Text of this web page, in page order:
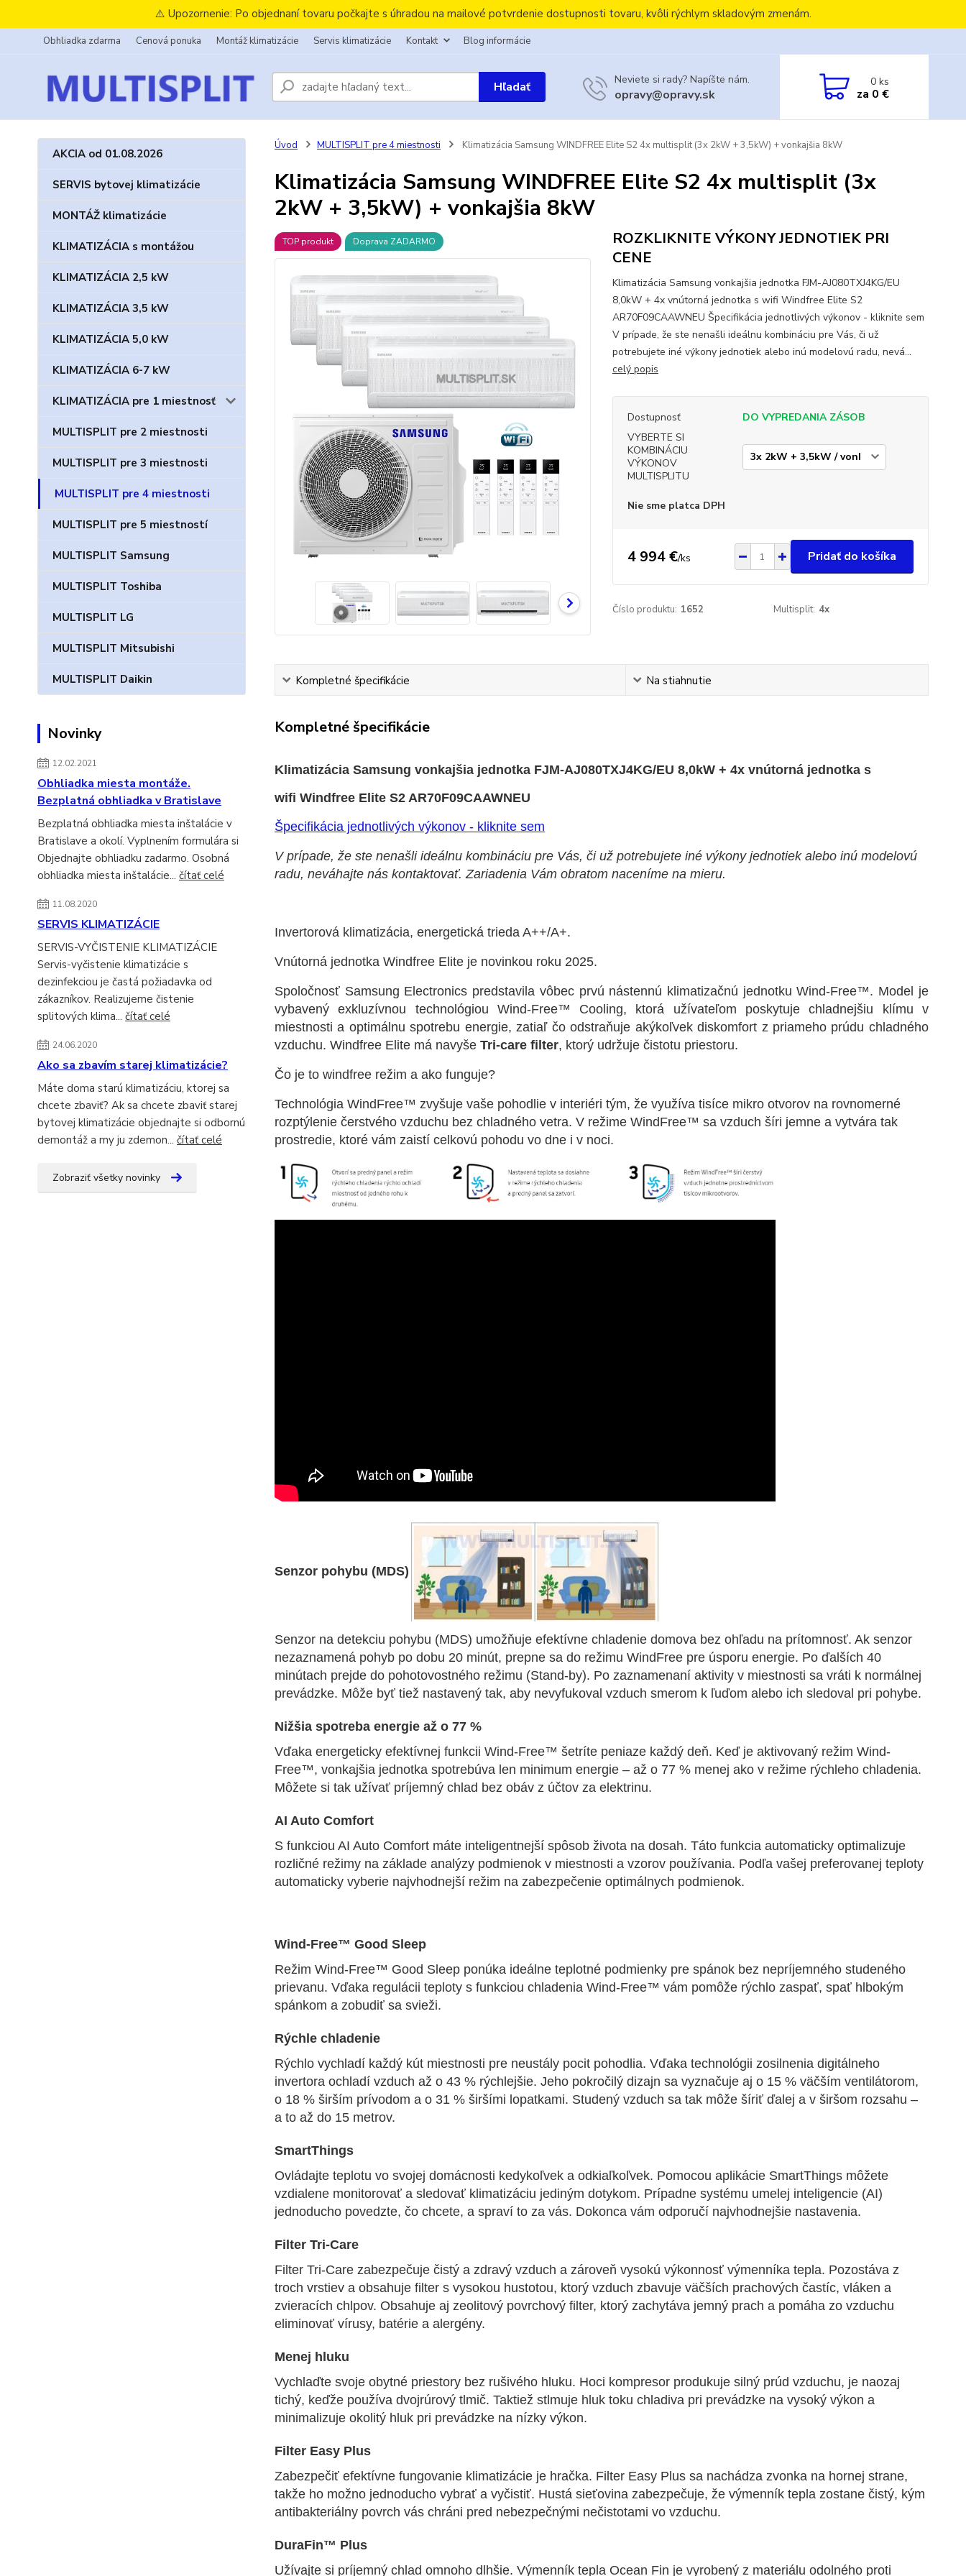
⚠️ Upozornenie: Po objednaní tovaru počkajte s úhradou na mailové potvrdenie dostupnosti tovaru, kvôli rýchlym skladovým zmenám.
Obhliadka zdarma Cenová ponuka Montáž klimatizácie Servis klimatizácie Kontakt Blog informácie
Hľadať Neviete si rady? Napíšte nám.
opravy@opravy.sk
0ks
za 0 €
AKCIA od 01.08.2026
SERVIS bytovej klimatizácie
MONTÁŽ klimatizácie
KLIMATIZÁCIA s montážou
KLIMATIZÁCIA 2,5 kW
KLIMATIZÁCIA 3,5 kW
KLIMATIZÁCIA 5,0 kW
KLIMATIZÁCIA 6-7 kW
KLIMATIZÁCIA pre 1 miestnosť
MULTISPLIT pre 2 miestnosti
MULTISPLIT pre 3 miestnosti
MULTISPLIT pre 4 miestnosti
MULTISPLIT pre 5 miestností
MULTISPLIT Samsung
MULTISPLIT Toshiba
MULTISPLIT LG
MULTISPLIT Mitsubishi
MULTISPLIT Daikin
Novinky
12.02.2021
Obhliadka miesta montáže.
Bezplatná obhliadka v Bratislave
Bezplatná obhliadka miesta inštalácie v
Bratislave a okolí. Vyplnením formulára si
Objednajte obhliadku zadarmo. Osobná
obhliadka miesta inštalácie... čítať celé
11.08.2020
SERVIS KLIMATIZÁCIE
SERVIS-VYČISTENIE KLIMATIZÁCIE
Servis-vyčistenie klimatizácie s
dezinfekciou je častá požiadavka od
zákazníkov. Realizujeme čistenie
splitových klima... čítať celé
24.06.2020
Ako sa zbavím starej klimatizácie?
Máte doma starú klimatizáciu, ktorej sa
chcete zbaviť? Ak sa chcete zbaviť starej
bytovej klimatizácie objednajte si odbornú
demontáž a my ju zdemon... čítať celé
Zobraziť všetky novinky
Úvod MULTISPLIT pre 4 miestnosti Klimatizácia Samsung WINDFREE Elite S2 4x multisplit (3x 2kW + 3,5kW) + vonkajšia 8kW
Klimatizácia Samsung WINDFREE Elite S2 4x multisplit (3x
2kW + 3,5kW) + vonkajšia 8kW
TOP produkt Doprava ZADARMO
ROZKLIKNITE VÝKONY JEDNOTIEK PRI
CENE
Klimatizácia Samsung vonkajšia jednotka FJM-AJ080TXJ4KG/EU
8,0kW + 4x vnútorná jednotka s wifi Windfree Elite S2
AR70F09CAAWNEU Špecifikácia jednotlivých výkonov - kliknite sem
V prípade, že ste nenašli ideálnu kombináciu pre Vás, či už
potrebujete iné výkony jednotiek alebo inú modelovú radu, nevá...
celý popis
Dostupnosť
DO VYPREDANIA ZÁSOB
VYBERTE SI
KOMBINÁCIU
VÝKONOV
MULTISPLITU
Nie sme platca DPH
4 994 €/ks Pridať do košíka
Číslo produktu: 1652 Multisplit: 4x
Kompletné špecifikácie Na stiahnutie
Kompletné špecifikácie
Klimatizácia Samsung vonkajšia jednotka FJM-AJ080TXJ4KG/EU 8,0kW + 4x vnútorná jednotka s
wifi Windfree Elite S2 AR70F09CAAWNEU
Špecifikácia jednotlivých výkonov - kliknite sem
V prípade, že ste nenašli ideálnu kombináciu pre Vás, či už potrebujete iné výkony jednotiek alebo inú modelovú
radu, neváhajte nás kontaktovať. Zariadenia Vám obratom naceníme na mieru.
Invertorová klimatizácia, energetická trieda A++/A+.
Vnútorná jednotka Windfree Elite je novinkou roku 2025.
Spoločnosť Samsung Electronics predstavila vôbec prvú nástennú klimatizačnú jednotku Wind-Free™. Model je
vybavený exkluzívnou technológiou Wind-Free™ Cooling, ktorá užívateľom poskytuje chladnejšiu klímu v
miestnosti a optimálnu spotrebu energie, zatiaľ čo odstraňuje akýkoľvek diskomfort z priameho prúdu chladného
vzduchu. Windfree Elite má navyše Tri-care filter, ktorý udržuje čistotu priestoru.
Čo je to windfree režim a ako funguje?
Technológia WindFree™ zvyšuje vaše pohodlie v interiéri tým, že využíva tisíce mikro otvorov na rovnomerné
rozptýlenie čerstvého vzduchu bez chladného vetra. V režime WindFree™ sa vzduch šíri jemne a vytvára tak
prostredie, ktoré vám zaistí celkovú pohodu vo dne i v noci.
Senzor pohybu (MDS)
Senzor na detekciu pohybu (MDS) umožňuje efektívne chladenie domova bez ohľadu na prítomnosť. Ak senzor
nezaznamená pohyb po dobu 20 minút, prepne sa do režimu WindFree pre úsporu energie. Po ďalších 40
minútach prejde do pohotovostného režimu (Stand-by). Po zaznamenaní aktivity v miestnosti sa vráti k normálnej
prevádzke. Môže byť tiež nastavený tak, aby nevyfukoval vzduch smerom k ľuďom alebo ich sledoval pri pohybe.
Nižšia spotreba energie až o 77 %
Vďaka energeticky efektívnej funkcii Wind-Free™ šetríte peniaze každý deň. Keď je aktivovaný režim Wind-
Free™, vonkajšia jednotka spotrebúva len minimum energie – až o 77 % menej ako v režime rýchleho chladenia.
Môžete si tak užívať príjemný chlad bez obáv z účtov za elektrinu.
AI Auto Comfort
S funkciou AI Auto Comfort máte inteligentnejší spôsob života na dosah. Táto funkcia automaticky optimalizuje
rozličné režimy na základe analýzy podmienok v miestnosti a vzorov používania. Podľa vašej preferovanej teploty
automaticky vyberie najvhodnejší režim na zabezpečenie optimálnych podmienok.
Wind-Free™ Good Sleep
Režim Wind-Free™ Good Sleep ponúka ideálne teplotné podmienky pre spánok bez nepríjemného studeného
prievanu. Vďaka regulácii teploty s funkciou chladenia Wind-Free™ vám pomôže rýchlo zaspať, spať hlbokým
spánkom a zobudiť sa svieži.
Rýchle chladenie
Rýchlo vychladí každý kút miestnosti pre neustály pocit pohodlia. Vďaka technológii zosilnenia digitálneho
invertora ochladí vzduch až o 43 % rýchlejšie. Jeho pokročilý dizajn sa vyznačuje aj o 15 % väčším ventilátorom,
o 18 % širším prívodom a o 31 % širšími lopatkami. Studený vzduch sa tak môže šíriť ďalej a v širšom rozsahu –
a to až do 15 metrov.
SmartThings
Ovládajte teplotu vo svojej domácnosti kedykoľvek a odkiaľkoľvek. Pomocou aplikácie SmartThings môžete
vzdialene monitorovať a sledovať klimatizáciu jediným dotykom. Prípadne systému umelej inteligencie (AI)
jednoducho povedzte, čo chcete, a spraví to za vás. Dokonca vám odporučí najvhodnejšie nastavenia.
Filter Tri-Care
Filter Tri-Care zabezpečuje čistý a zdravý vzduch a zároveň vysokú výkonnosť výmenníka tepla. Pozostáva z
troch vrstiev a obsahuje filter s vysokou hustotou, ktorý vzduch zbavuje väčších prachových častíc, vláken a
zvieracích chlpov. Obsahuje aj zeolitový povrchový filter, ktorý zachytáva jemný prach a pomáha zo vzduchu
eliminovať vírusy, batérie a alergény.
Menej hluku
Vychlaďte svoje obytné priestory bez rušivého hluku. Hoci kompresor produkuje silný prúd vzduchu, je naozaj
tichý, keďže používa dvojrúrový tlmič. Taktiež stlmuje hluk toku chladiva pri prevádzke na vysoký výkon a
minimalizuje okolitý hluk pri prevádzke na nízky výkon.
Filter Easy Plus
Zabezpečiť efektívne fungovanie klimatizácie je hračka. Filter Easy Plus sa nachádza zvonka na hornej strane,
takže ho možno jednoducho vybrať a vyčistiť. Hustá sieťovina zabezpečuje, že výmenník tepla zostane čistý, kým
antibakteriálny povrch vás chráni pred nebezpečnými nečistotami vo vzduchu.
DuraFin™ Plus
Užívajte si príjemný chlad omnoho dlhšie. Výmenník tepla Ocean Fin je vyrobený z materiálu odolného proti